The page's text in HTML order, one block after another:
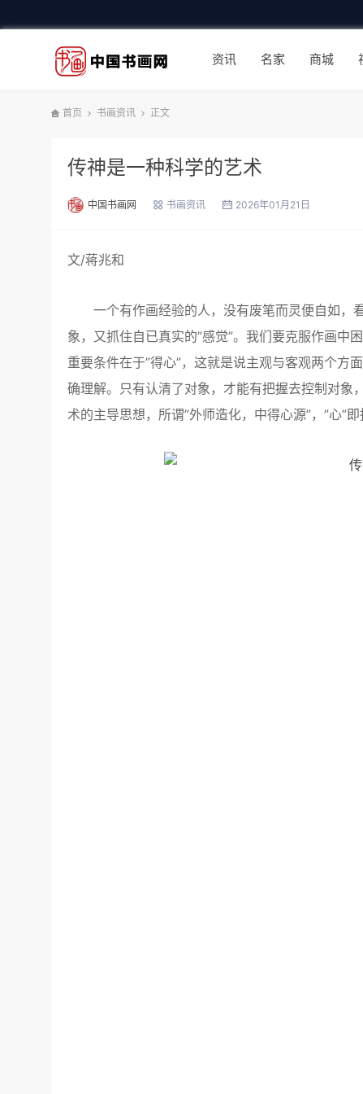
资讯 名家 商城
首页 书画资讯 正文
传神是一种科学的艺术
中国书画网 书画资讯 2026年01月21日
文/蒋兆和
一个有作画经验的人，没有废笔而灵便自如，
象，又抓住自已真实的”感觉”。我们要克服作画中
重要条件在于”得心”，这就是说主观与客观两个方
确理解。只有认清了对象，才能有把握去控制对象
术的主导思想，所谓”外师造化，中得心源”，”心”